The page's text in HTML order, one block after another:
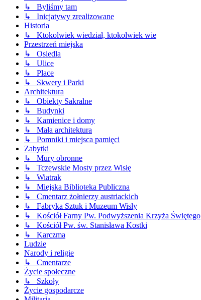
↳ Byliśmy tam
↳ Inicjatywy zrealizowane
Historia
↳ Ktokolwiek wiedział, ktokolwiek wie
Przestrzeń miejska
↳ Osiedla
↳ Ulice
↳ Place
↳ Skwery i Parki
Architektura
↳ Obiekty Sakralne
↳ Budynki
↳ Kamienice i domy
↳ Mała architektura
↳ Pomniki i miejsca pamięci
Zabytki
↳ Mury obronne
↳ Tczewskie Mosty przez Wisłę
↳ Wiatrak
↳ Miejska Biblioteka Publiczna
↳ Cmentarz żołnierzy austriackich
↳ Fabryka Sztuk i Muzeum Wisły
↳ Kościół Farny Pw. Podwyższenia Krzyża Świętego
↳ Kościół Pw. św. Stanisława Kostki
↳ Karczma
Ludzie
Narody i religie
↳ Cmentarze
Życie społeczne
↳ Szkoły
Życie gospodarcze